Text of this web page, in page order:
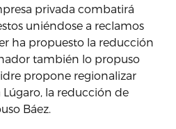
privada combatirá
uniéndose a reclamos
ha propuesto la reducción
también lo propuso
propone regionalizar
la reducción de
Báez.